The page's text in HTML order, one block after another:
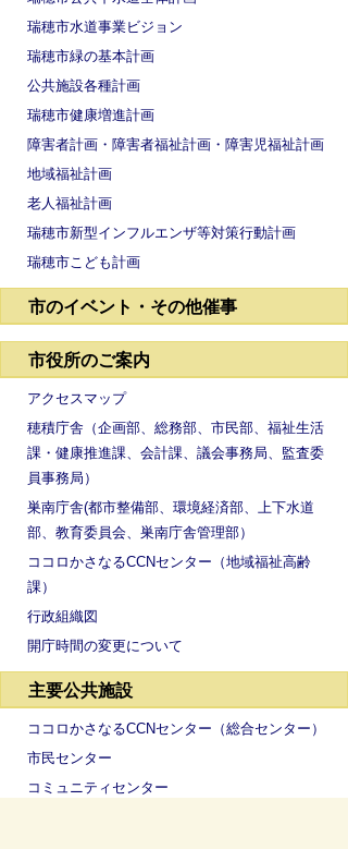
瑞穂市水道事業ビジョン
瑞穂市緑の基本計画
公共施設各種計画
瑞穂市健康増進計画
障害者計画・障害者福祉計画・障害児福祉計画
地域福祉計画
老人福祉計画
瑞穂市新型インフルエンザ等対策行動計画
瑞穂市こども計画
市のイベント・その他催事
市役所のご案内
アクセスマップ
穂積庁舎（企画部、総務部、市民部、福祉生活
課・健康推進課、会計課、議会事務局、監査委
員事務局）
巣南庁舎(都市整備部、環境経済部、上下水道
部、教育委員会、巣南庁舎管理部）
ココロかさなるCCNセンター（地域福祉高齢
課）
行政組織図
開庁時間の変更について
主要公共施設
ココロかさなるCCNセンター（総合センター）
市民センター
コミュニティセンター